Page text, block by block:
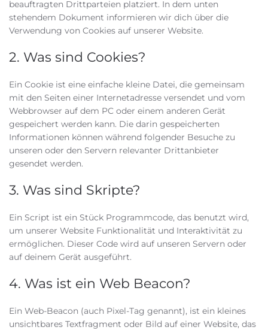
beauftragten Drittparteien platziert. In dem unten
stehendem Dokument informieren wir dich über die
Verwendung von Cookies auf unserer Website.
2. Was sind Cookies?
Ein Cookie ist eine einfache kleine Datei, die gemeinsam
mit den Seiten einer Internetadresse versendet und vom
Webbrowser auf dem PC oder einem anderen Gerät
gespeichert werden kann. Die darin gespeicherten
Informationen können während folgender Besuche zu
unseren oder den Servern relevanter Drittanbieter
gesendet werden.
3. Was sind Skripte?
Ein Script ist ein Stück Programmcode, das benutzt wird,
um unserer Website Funktionalität und Interaktivität zu
ermöglichen. Dieser Code wird auf unseren Servern oder
auf deinem Gerät ausgeführt.
4. Was ist ein Web Beacon?
Ein Web-Beacon (auch Pixel-Tag genannt), ist ein kleines
unsichtbares Textfragment oder Bild auf einer Website, das